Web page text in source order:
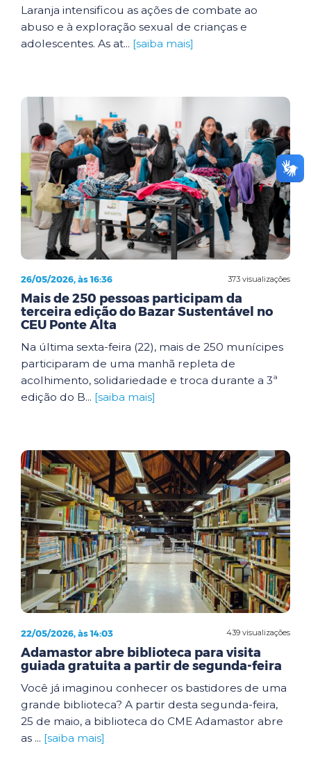
Laranja intensificou as ações de combate ao
abuso e à exploração sexual de crianças e
adolescentes. As at... [saiba mais]
373 visualizações
26/05/2026, às 16:36
Mais de 250 pessoas participam da
terceira edição do Bazar Sustentável no
CEU Ponte Alta
Na última sexta-feira (22), mais de 250 munícipes
participaram de uma manhã repleta de
acolhimento, solidariedade e troca durante a 3ª
edição do B... [saiba mais]
439 visualizações
22/05/2026, às 14:03
Adamastor abre biblioteca para visita
guiada gratuita a partir de segunda-feira
Você já imaginou conhecer os bastidores de uma
grande biblioteca? A partir desta segunda-feira,
25 de maio, a biblioteca do CME Adamastor abre
as ... [saiba mais]